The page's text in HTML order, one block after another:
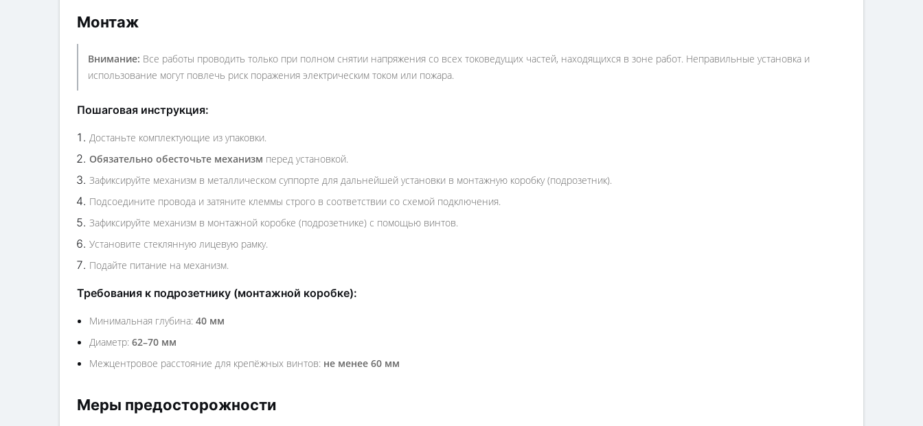
Монтаж
Внимание: Все работы проводить только при полном снятии напряжения со всех токоведущих частей, находящихся в зоне работ. Неправильные установка и
использование могут повлечь риск поражения электрическим током или пожара.
Пошаговая инструкция:
Достаньте комплектующие из упаковки.
Обязательно обесточьте механизм перед установкой.
Зафиксируйте механизм в металлическом суппорте для дальнейшей установки в монтажную коробку (подрозетник).
Подсоедините провода и затяните клеммы строго в соответствии со схемой подключения.
Зафиксируйте механизм в монтажной коробке (подрозетнике) с помощью винтов.
Установите стеклянную лицевую рамку.
Подайте питание на механизм.
Требования к подрозетнику (монтажной коробке):
Минимальная глубина: 40 мм
Диаметр: 62–70 мм
Межцентровое расстояние для крепёжных винтов: не менее 60 мм
Меры предосторожности